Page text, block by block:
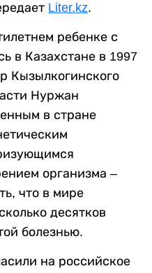
Liter.kz.
ребенке с
в Казахстане в 1997
Кызылкогинского
Нуржан
в стране
организма –
что в мире
десятков
болезнью.
на российское